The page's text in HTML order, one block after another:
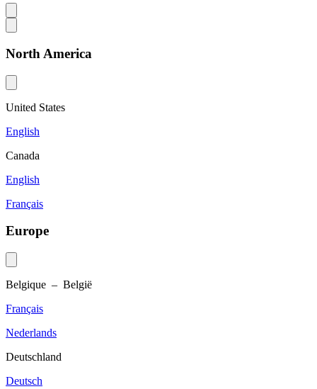
North America
United States
English
Canada
English
Français
Europe
Belgique – België
Français
Nederlands
Deutschland
Deutsch